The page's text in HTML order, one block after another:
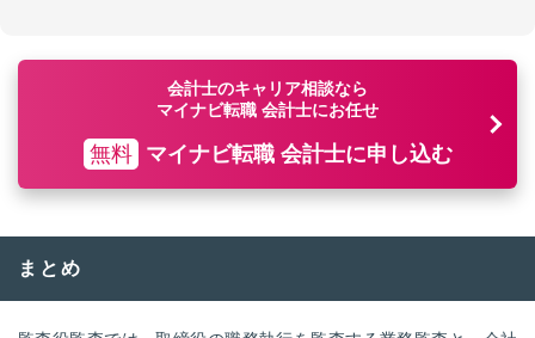
会計士のキャリア相談なら
マイナビ転職 会計士にお任せ
無料 マイナビ転職 会計士に申し込む
まとめ